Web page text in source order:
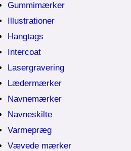
Gummimærker
Illustrationer
Hangtags
Intercoat
Lasergravering
Lædermærker
Navnemærker
Navneskilte
Varmepræg
Vævede mærker